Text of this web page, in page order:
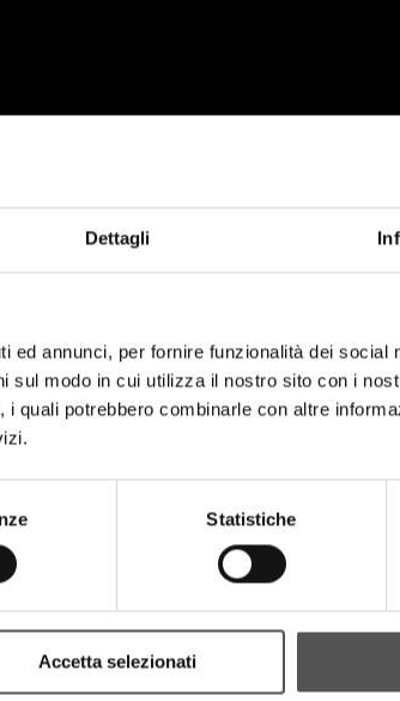
Dettagli
ed annunci, per fornire funzionalità dei social
sul modo in cui utilizza il nostro sito con i
quali potrebbero combinarle con altre
Statistiche
Accetta selezionati
PROGETTI